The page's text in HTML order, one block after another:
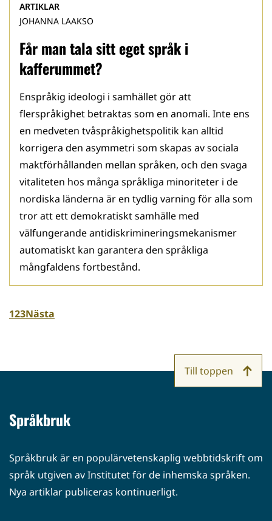
Får man tala sitt eget språk i
kafferummet?
ARTIKLAR
JOHANNA LAAKSO
Enspråkig ideologi i samhället gör att
flerspråkighet betraktas som en anomali. Inte ens
en medveten tvåspråkighetspolitik kan alltid
korrigera den asymmetri som skapas av sociala
maktförhållanden mellan språken, och den svaga
vitaliteten hos många språkliga minoriteter i de
nordiska länderna är en tydlig varning för alla som
tror att ett demokratiskt samhälle med
välfungerande antidiskrimineringsmekanismer
automatiskt kan garantera den språkliga
mångfaldens fortbestånd.
123Nästa
Språkbruk
Språkbruk är en populärvetenskaplig webbtidskrift om
språk utgiven av Institutet för de inhemska språken.
Nya artiklar publiceras kontinuerligt.
Till toppen